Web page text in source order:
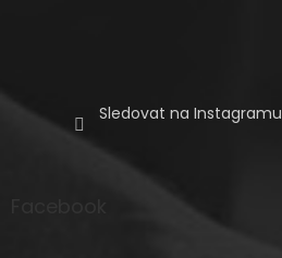
Sledovat na Instagramu